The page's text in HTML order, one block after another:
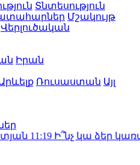
Տնտեսություն
Մշակույթ
Վերլուծական
Իրան
Ռուսաստան Այլ
11:19 Ի՞նչ կա ձեր